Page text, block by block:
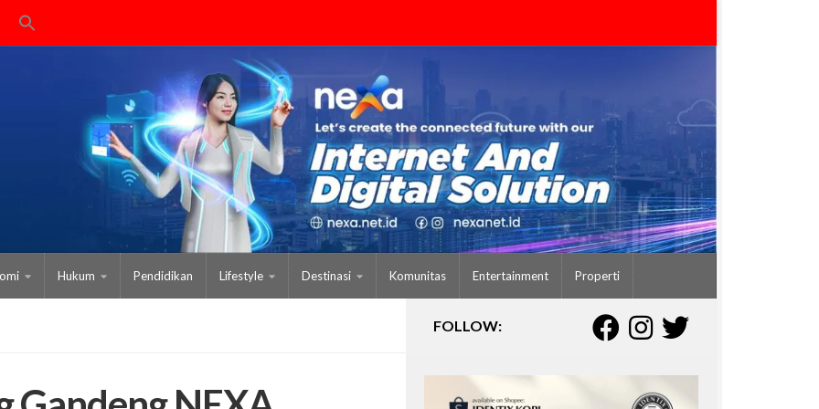
Hukum Pendidikan Lifestyle Destinasi Komunitas Entertainment Properti
FOLLOW: